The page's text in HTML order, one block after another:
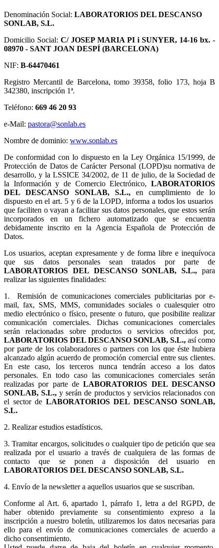
Denominación Social: LABORATORIOS DEL DESCANSO
SONLAB, S.L.
Domicilio Social: C/ JOSEP MARIA PI i SUNYER, 14-16 bx. -
08970 - SANT JOAN DESPÍ (BARCELONA)
NIF: B-64470461
Registro Mercantil de Barcelona, tomo 39358, folio 173, hoja B
342380, inscripción 1ª.
Teléfono: 669 46 20 93
e-Mail: pastora@sonlab.es
Nombre de dominio: www.sonlab.es
De conformidad con lo dispuesto en la Ley Orgánica 15/1999, de
Protección de Datos de Carácter Personal (LOPD)su normativa de
desarrollo, y la LSSICE 34/2002, de 11 de julio, de la Sociedad de
la Información y de Comercio Electrónico, LABORATORIOS
DEL DESCANSO SONLAB, S.L.,en cumplimiento de lo
dispuesto en el art. 5 y 6 de la LOPD, informa a todos los usuarios
que faciliten o vayan a facilitar sus datos personales, que estos serán
incorporados en un fichero automatizado que se encuentra
debidamente inscrito en la Agencia Española de Protección de
Datos.
Los usuarios, aceptan expresamente y de forma libre e inequívoca
que sus datos personales sean tratados por parte de
LABORATORIOS DEL DESCANSO SONLAB, S.L., para
realizar las siguientes finalidades:
1.Remisión de comunicaciones comerciales publicitarias por e-
mail, fax, SMS, MMS, comunidades sociales o cualesquier otro
medio electrónico o físico, presente o futuro, que posibilite realizar
comunicación comerciales. Dichas comunicaciones comerciales
serán relacionadas sobre productos o servicios ofrecidos por,
LABORATORIOS DEL DESCANSO SONLAB, S.L., así como
por parte de los colaboradores o partners con los que éste hubiera
alcanzado algún acuerdo de promoción comercial entre sus clientes.
En este caso, los terceros nunca tendrán acceso a los datos
personales. En todo caso las comunicaciones comerciales serán
realizadas por parte deLABORATORIOS DEL DESCANSO
SONLAB, S.L., y serán de productos y servicios relacionados con
el sector de LABORATORIOS DEL DESCANSO SONLAB,
S.L.
2. Realizar estudios estadísticos.
3.Tramitar encargos, solicitudes o cualquier tipo de petición que sea
realizada por el usuario a través de cualquiera de las formas de
contacto que se ponen a disposición del usuario en
LABORATORIOS DEL DESCANSO SONLAB, S.L.
4. Envío de la newsletter a aquellos usuarios que se suscriban.
Conforme al Art. 6, apartado 1, párrafo 1, letra a del RGPD, de
haber obtenido previamente su consentimiento expreso a la
inscripción a nuestro boletín, utilizaremos los datos necesarias para
ello para el envío de comunicaciones comerciales de acuerdo a
dicho consentimiento.